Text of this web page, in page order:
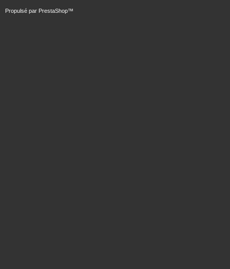
Propulsé par PrestaShop™